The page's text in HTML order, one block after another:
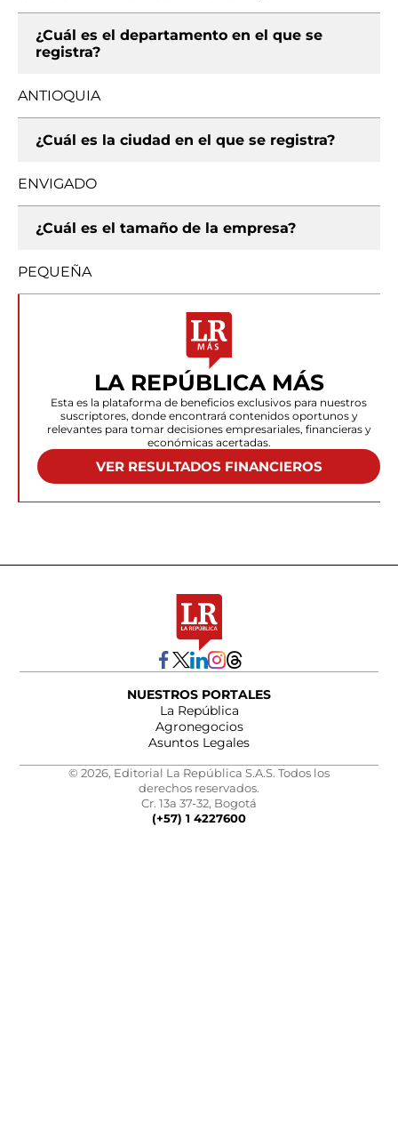
¿Cuál es el departamento en el que se
registra?
ANTIOQUIA
¿Cuál es la ciudad en el que se registra?
ENVIGADO
¿Cuál es el tamaño de la empresa?
PEQUEÑA
LA REPÚBLICA MÁS
Esta es la plataforma de beneficios exclusivos para nuestros
suscriptores, donde encontrará contenidos oportunos y
relevantes para tomar decisiones empresariales, financieras y
económicas acertadas.
VER RESULTADOS FINANCIEROS
NUESTROS PORTALES
La República
Agronegocios
Asuntos Legales
© 2026, Editorial La República S.A.S. Todos los
derechos reservados.
Cr. 13a 37-32, Bogotá
(+57) 1 4227600